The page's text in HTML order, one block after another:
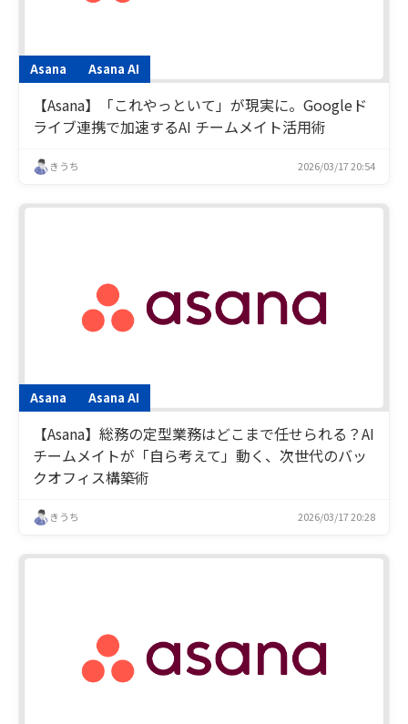
Asana Asana AI
【Asana】「これやっといて」が現実に。Googleド
ライブ連携で加速するAI チームメイト活用術
きうち 2026/03/17 20:54
Asana Asana AI
【Asana】総務の定型業務はどこまで任せられる？AI
チームメイトが「自ら考えて」動く、次世代のバッ
クオフィス構築術
きうち 2026/03/17 20:28